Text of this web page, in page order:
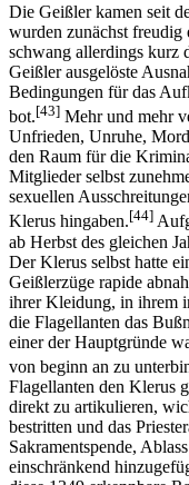
Die Geißler kamen seit
wurden zunächst
schwang allerdings kurz
Geißler ausgelöste
Bedingungen für das
bot.[43] Mehr und mehr
Unfrieden, Unruhe,
den Raum für die
Mitglieder selbst
sexuellen
Klerus hingaben.[44]
ab Herbst des gleichen
Der Klerus selbst hatte
Geißlerzüge rapide
ihrer Kleidung, in ihrem
die Flagellanten das
einer der Hauptgründe
von beginn an zu
Flagellanten den Klerus
direkt zu artikulieren,
bestritten und das
Sakramentspende,
einschränkend